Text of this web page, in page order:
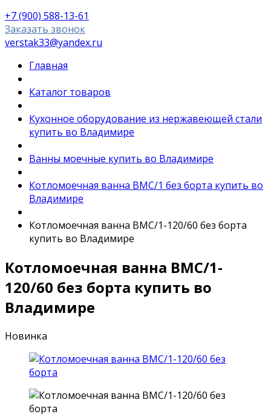
+7 (900) 588-13-61
Заказать звонок
verstak33@yandex.ru
Главная
Каталог товаров
Кухонное оборудование из нержавеющей стали
купить во Владимире
Ванны моечные купить во Владимире
Котломоечная ванна ВМС/1 без борта купить во
Владимире
Котломоечная ванна ВМС/1-120/60 без борта
купить во Владимире
Котломоечная ванна ВМС/1-
120/60 без борта купить во
Владимире
Новинка